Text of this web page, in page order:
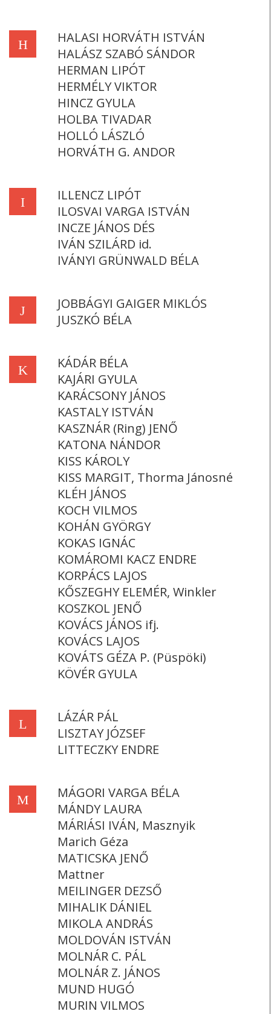
H
HALASI HORVÁTH ISTVÁN
HALÁSZ SZABÓ SÁNDOR
HERMAN LIPÓT
HERMÉLY VIKTOR
HINCZ GYULA
HOLBA TIVADAR
HOLLÓ LÁSZLÓ
HORVÁTH G. ANDOR
I
ILLENCZ LIPÓT
ILOSVAI VARGA ISTVÁN
INCZE JÁNOS DÉS
IVÁN SZILÁRD id.
IVÁNYI GRÜNWALD BÉLA
J
JOBBÁGYI GAIGER MIKLÓS
JUSZKÓ BÉLA
K
KÁDÁR BÉLA
KAJÁRI GYULA
KARÁCSONY JÁNOS
KASTALY ISTVÁN
KASZNÁR (Ring) JENŐ
KATONA NÁNDOR
KISS KÁROLY
KISS MARGIT, Thorma Jánosné
KLÉH JÁNOS
KOCH VILMOS
KOHÁN GYÖRGY
KOKAS IGNÁC
KOMÁROMI KACZ ENDRE
KORPÁCS LAJOS
KŐSZEGHY ELEMÉR, Winkler
KOSZKOL JENŐ
KOVÁCS JÁNOS ifj.
KOVÁCS LAJOS
KOVÁTS GÉZA P. (Püspöki)
KÖVÉR GYULA
L
LÁZÁR PÁL
LISZTAY JÓZSEF
LITTECZKY ENDRE
M
MÁGORI VARGA BÉLA
MÁNDY LAURA
MÁRIÁSI IVÁN, Masznyik
Marich Géza
MATICSKA JENŐ
Mattner
MEILINGER DEZSŐ
MIHALIK DÁNIEL
MIKOLA ANDRÁS
MOLDOVÁN ISTVÁN
MOLNÁR C. PÁL
MOLNÁR Z. JÁNOS
MUND HUGÓ
MURIN VILMOS